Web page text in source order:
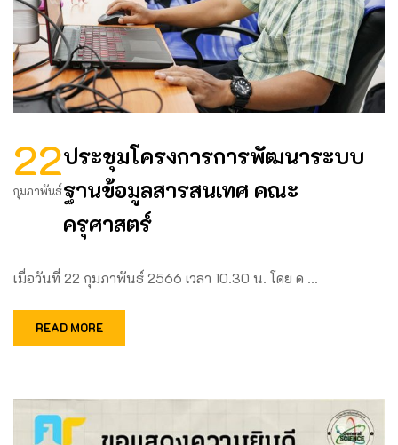
22
กุมภาพันธ์
ประชุมโครงการการพัฒนาระบบ
ฐานข้อมูลสารสนเทศ คณะ
ครุศาสตร์
เมื่อวันที่ 22 กุมภาพันธ์ 2566 เวลา 10.30 น. โดย ด …
READ MORE